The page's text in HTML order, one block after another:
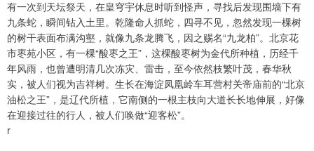
有一次到天坛祭天，在皇穹宇休息时听到怪声，寻找后发现围墙下有
九条蛇，瞬间钻入土里。乾隆命人抓蛇，四寻不见，忽然发现一棵树
的树干表面布满沟壑，就像九条龙腾飞，因之赐名“九龙柏”。北京花
市枣苑小区，有一棵“酸枣之王”，这棵酸枣树为金代所种植，历经千
年风雨，也曾遭明清几次冻灾、雷击，至今依然枝繁叶茂，春华秋
实，被人们视为吉祥树。生长在海淀凤凰岭车耳营村关帝庙前的“北京
油松之王”，是辽代所植，它南侧的一根主枝向大道长长地伸展，好像
在迎接过往的行人，被人们唤做“迎客松”。
r